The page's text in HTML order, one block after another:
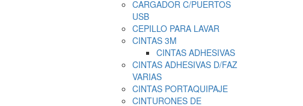
CARGADOR C/PUERTOS
USB
CEPILLO PARA LAVAR
CINTAS 3M
CINTAS ADHESIVAS
CINTAS ADHESIVAS D/FAZ
VARIAS
CINTAS PORTAQUIPAJE
CINTURONES DE